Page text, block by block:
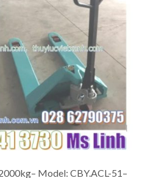
Model: CBY.ACL-51–